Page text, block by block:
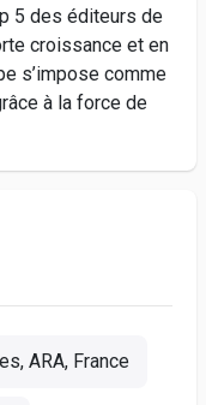
5 des éditeurs de
croissance et en
s’impose comme
à la force de
ARA, France